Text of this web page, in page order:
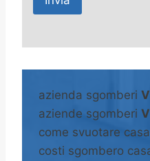
A
e
n
a
azienda sgomberi
aziende sgomberi
come svuotare casa
costi sgombero